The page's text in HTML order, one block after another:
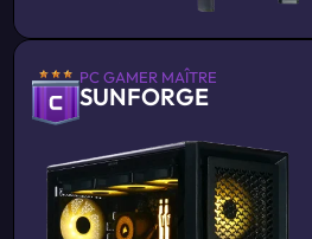
PC GAMER MAÎTRE
SUNFORGE